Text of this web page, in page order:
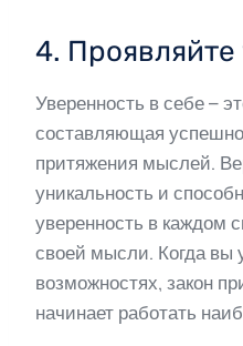
4. Проявляйте
Уверенность в себе –
составляющая
притяжения мыслей.
уникальность и
уверенность в каждом
своей мысли. Когда вы
возможностях, закон
начинает работать